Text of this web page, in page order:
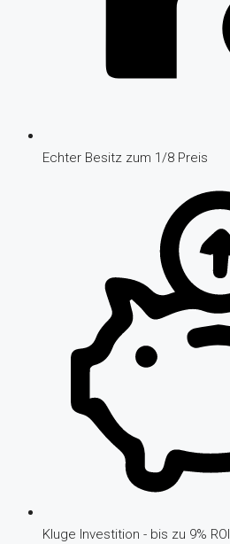
Echter Besitz zum 1/8 Preis
Kluge Investition - bis zu 9% ROI